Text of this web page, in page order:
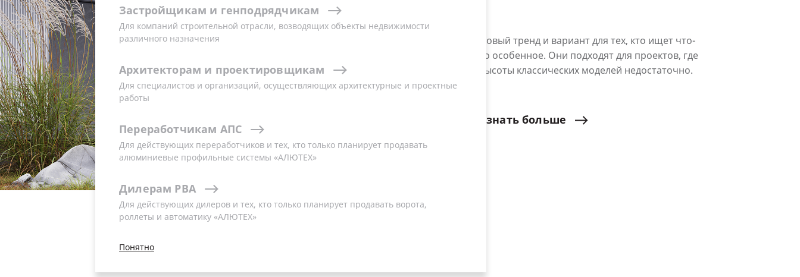
Застройщикам и генподрядчикам
Для компаний строительной отрасли, возводящих объекты недвижимости
различного назначения
Архитекторам и проектировщикам
Для специалистов и организаций, осуществляющих архитектурные и проектные
работы
Переработчикам АПС
Для действующих переработчиков и тех, кто только планирует продавать
алюминиевые профильные системы «АЛЮТЕХ»
Дилерам РВА
Для действующих дилеров и тех, кто только планирует продавать ворота,
роллеты и автоматику «АЛЮТЕХ»
Понятно
Новый тренд и вариант для тех, кто ищет что-
то особенное. Они подходят для проектов, где
высоты классических моделей недостаточно.
Узнатьбольше